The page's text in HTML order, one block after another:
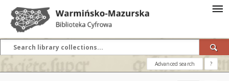
Advanced search ?